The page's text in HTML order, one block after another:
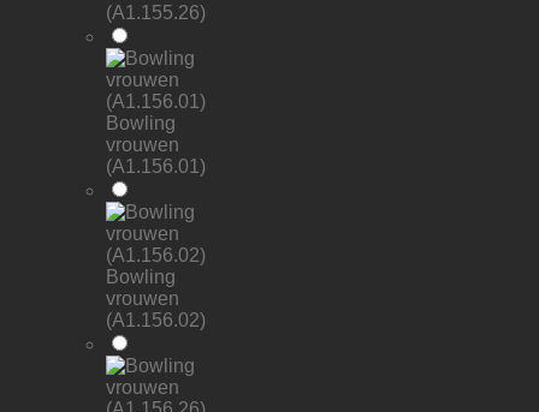
(A1.155.26)
Bowling
vrouwen
(A1.156.01)
Bowling
vrouwen
(A1.156.02)